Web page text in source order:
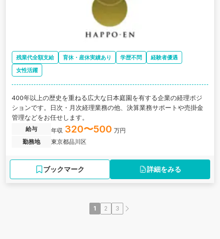
残業代全額支給 育休・産休実績あり 学歴不問
経験者優遇
女性活躍
400年以上の歴史を重ねる広大な日本庭園を有する企業の経理ポジ
ションです。日次・月次経理業務の他、決算業務サポートや売掛金
管理などをお任せします。
給与 年収 320〜500 万円
勤務地
東京都品川区
ブックマーク 詳細をみる
1 2 3